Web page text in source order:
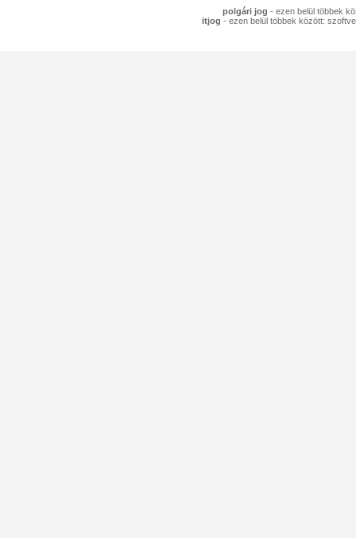
polgári jog - ezen belül többek
itjog - ezen belül többek között: